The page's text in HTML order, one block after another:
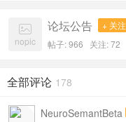

nopic
论坛公告
+ 关注
帖子: 966 关注:72
全部评论 178
NeuroSemantBeta